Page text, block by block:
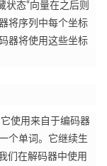
状态“向量在之后则
将序列中每个坐标
器将使用这些坐标
它使用来自于编码器
个单词。 它继续生
们在解码器中使用